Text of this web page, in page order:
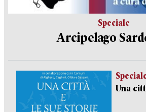
Speciale
Arcipelago
Una